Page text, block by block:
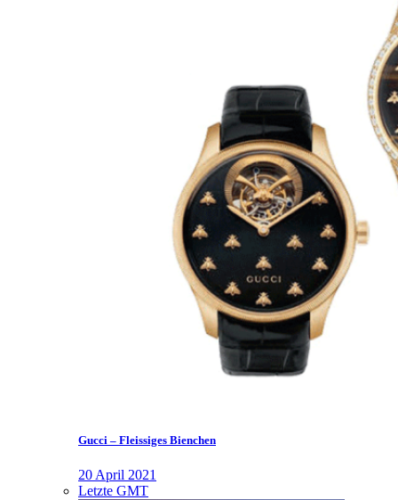
Gucci – Fleissiges Bienchen
20 April 2021
Letzte GMT